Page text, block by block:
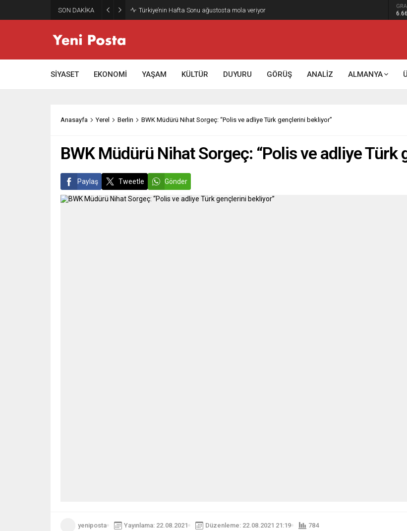
SON DAKİKA Gazze’nin geleceği: Teknokratik kontrol mü, kolonializm mi?
SİYASET EKONOMİ YAŞAM KÜLTÜR DUYURU GÖRÜŞ ANALİZ ALMANYA
Anasayfa Yerel Berlin BWK Müdürü Nihat Sorgeç: “Polis ve adliye Türk gençlerini bekliyor”
BWK Müdürü Nihat Sorgeç: “Polis ve adliye Türk
Paylaş Tweetle Gönder
yeniposta Yayınlama: 22.08.2021 Düzenleme: 22.08.2021 21:19 784